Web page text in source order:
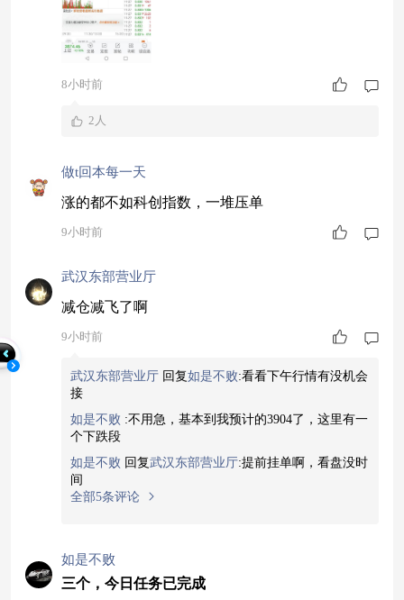
8小时前
2人
做t回本每一天
涨的都不如科创指数，一堆压单
9小时前
武汉东部营业厅
减仓减飞了啊
9小时前
武汉东部营业厅 回复如是不败:看看下午行情有没机会
接
如是不败 :不用急，基本到我预计的3904了，这里有一
个下跌段
如是不败 回复武汉东部营业厅:提前挂单啊，看盘没时
间
全部5条评论
如是不败
三个，今日任务已完成